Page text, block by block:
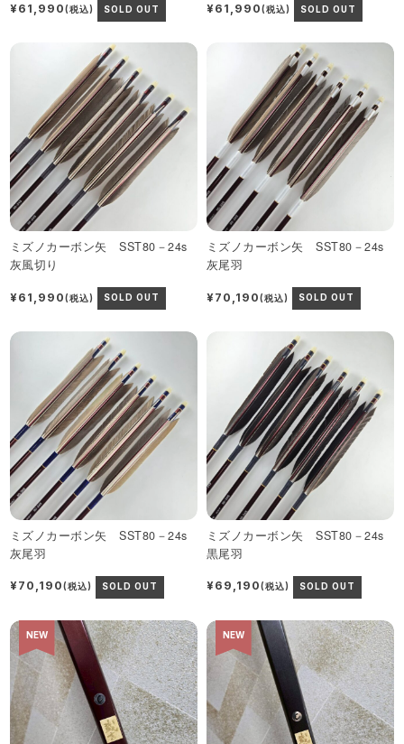
¥61,990(税込) SOLD OUT ¥61,990(税込) SOLD OUT
ミズノカーボン矢 SST80－24s
灰風切り
¥61,990(税込) SOLD OUT
ミズノカーボン矢 SST80－24s
灰尾羽
¥70,190(税込) SOLD OUT
ミズノカーボン矢 SST80－24s
灰尾羽
¥70,190(税込) SOLD OUT
ミズノカーボン矢 SST80－24s
黒尾羽
¥69,190(税込) SOLD OUT
NEW NEW